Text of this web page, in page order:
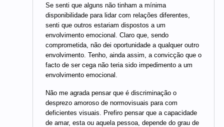
Se senti que alguns não tinham a mínima
disponibilidade para lidar com relações diferentes,
senti que outros estariam dispostos a um
envolvimento emocional. Claro que, sendo
comprometida, não dei oportunidade a qualquer outro
envolvimento. Tenho, ainda assim, a convicção que o
facto de ser cega não teria sido impedimento a um
envolvimento emocional.
Não me agrada pensar que é discriminação o
desprezo amoroso de normovisuais para com
deficientes visuais. Prefiro pensar que a capacidade
de amar, esta ou aquela pessoa, depende do grau de